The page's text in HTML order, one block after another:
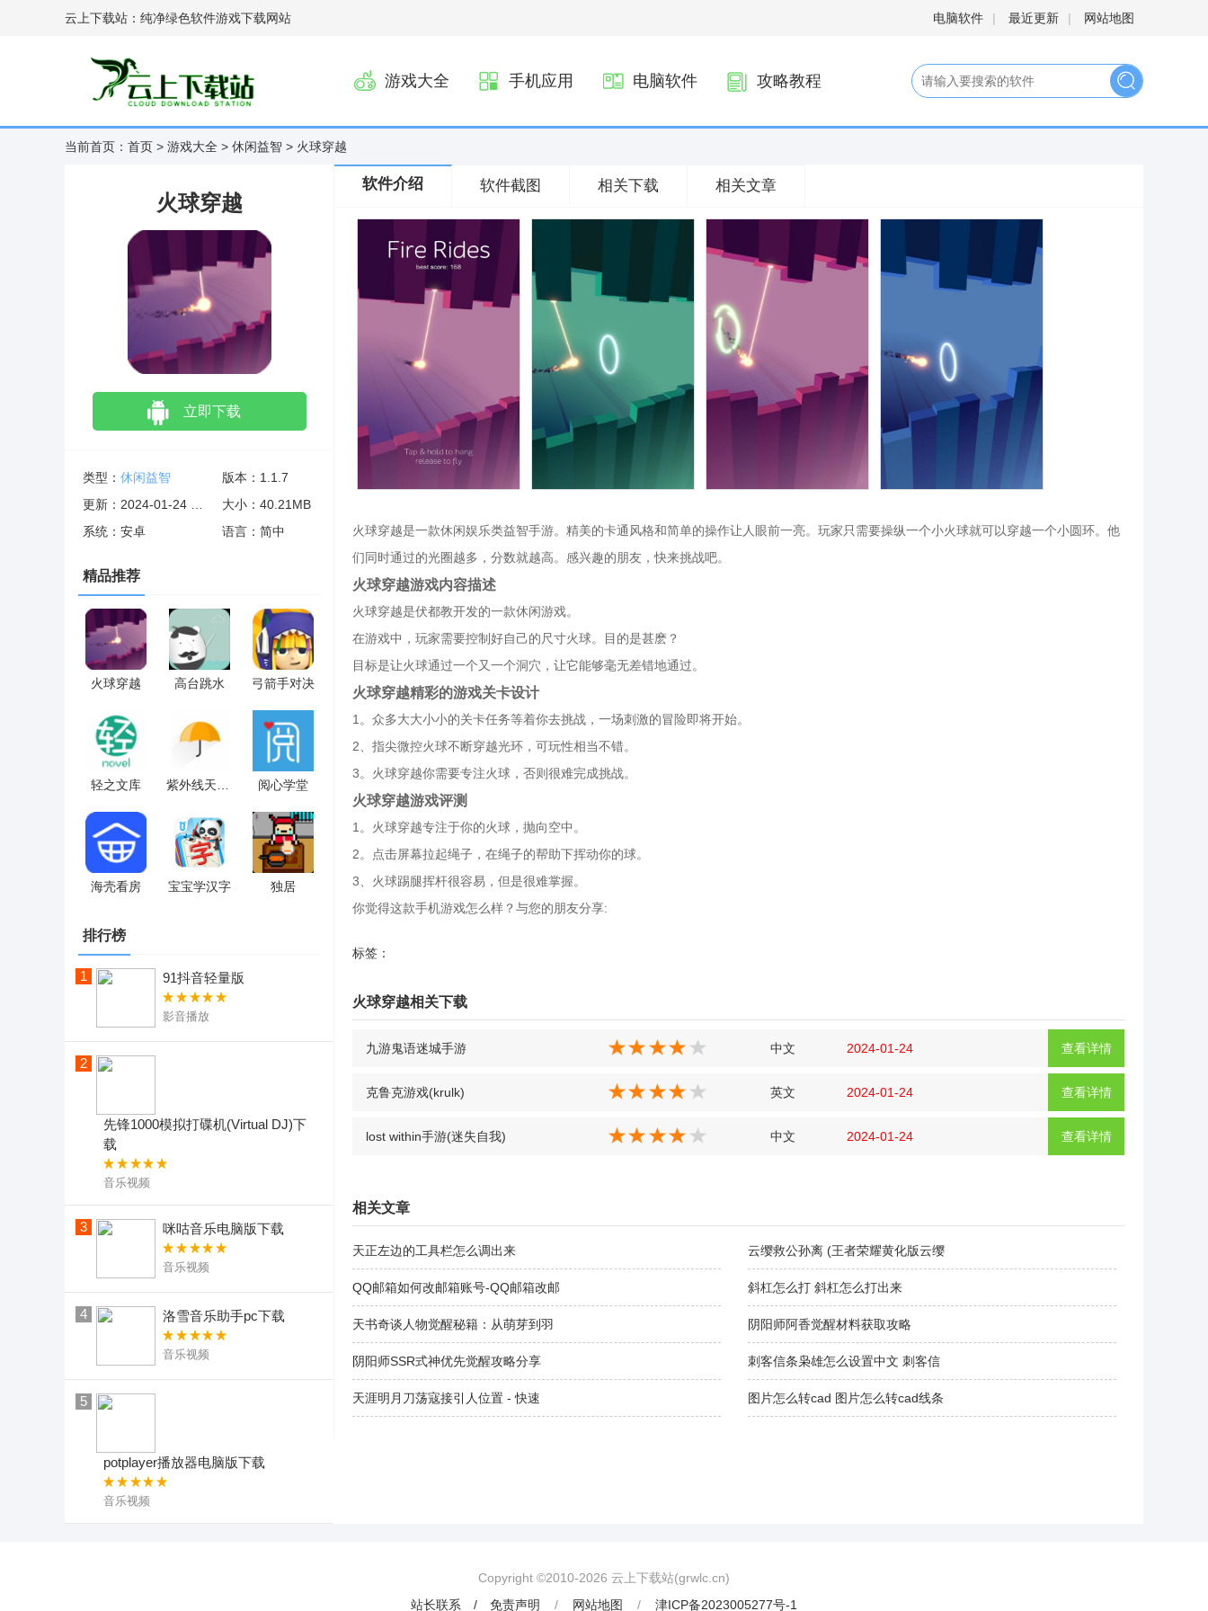
云上下载站：纯净绿色软件游戏下载网站 电脑软件 | 最近更新 | 网站地图
游戏大全 手机应用 电脑软件 攻略教程
当前首页： 首页 > 游戏大全 > 休闲益智 > 火球穿越
火球穿越
立即下载
类型： 休闲益智
版本：1.1.7
大小：40.21MB
系统：安卓
语言：简中
精品推荐
火球穿越 高台跳水 弓箭手对决
轻之文库 阅心学堂
海壳看房 宝宝学汉字 独居
排行榜
1 91抖音轻量版
影音播放
2
先锋1000模拟打碟机(Virtual DJ)下
载
音乐视频
3 咪咕音乐电脑版下载
音乐视频
4 洛雪音乐助手pc下载
音乐视频
5
potplayer播放器电脑版下载
音乐视频
软件介绍 软件截图 相关下载 相关文章
火球穿越是一款休闲娱乐类益智手游。精美的卡通风格和简单的操作让人眼前一亮。玩家只需要操纵一个小火球就可以穿越一个小圆环。他
们同时通过的光圈越多，分数就越高。感兴趣的朋友，快来挑战吧。
火球穿越游戏内容描述
火球穿越是伏都教开发的一款休闲游戏。
在游戏中，玩家需要控制好自己的尺寸火球。目的是甚麽？
目标是让火球通过一个又一个洞穴，让它能够毫无差错地通过。
火球穿越精彩的游戏关卡设计
1。众多大大小小的关卡任务等着你去挑战，一场刺激的冒险即将开始。
2、指尖微控火球不断穿越光环，可玩性相当不错。
3。火球穿越你需要专注火球，否则很难完成挑战。
火球穿越游戏评测
1。火球穿越专注于你的火球，抛向空中。
2。点击屏幕拉起绳子，在绳子的帮助下挥动你的球。
3、火球踢腿挥杆很容易，但是很难掌握。
你觉得这款手机游戏怎么样？与您的朋友分享:
标签：
火球穿越相关下载
查看详情
九游鬼语迷城手游 中文 2024-01-24
查看详情
克鲁克游戏(krulk) 英文 2024-01-24
查看详情
lost within手游(迷失自我) 中文 2024-01-24
相关文章
天正左边的工具栏怎么调出来 云缨救公孙离 (王者荣耀黄化版云缨
QQ邮箱如何改邮箱账号-QQ邮箱改邮 斜杠怎么打 斜杠怎么打出来
天书奇谈人物觉醒秘籍：从萌芽到羽 阴阳师阿香觉醒材料获取攻略
阴阳师SSR式神优先觉醒攻略分享 刺客信条枭雄怎么设置中文 刺客信
天涯明月刀荡寇接引人位置 - 快速 图片怎么转cad 图片怎么转cad线条
Copyright ©2010-2026 云上下载站(grwlc.cn)
站长联系 / 免责声明
/ 网站地图 / 津ICP备2023005277号-1